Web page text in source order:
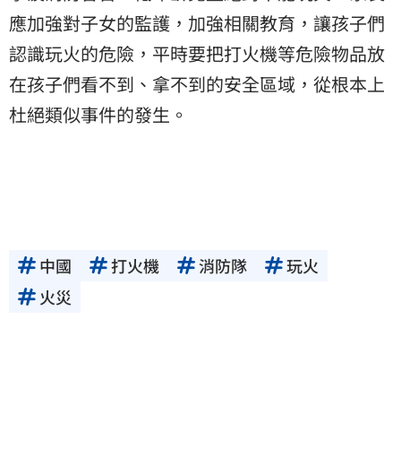
應加強對子女的監護，加強相關教育，讓孩子們
認識玩火的危險，平時要把打火機等危險物品放
在孩子們看不到、拿不到的安全區域，從根本上
杜絕類似事件的發生。
中國 打火機 消防隊
玩火
火災